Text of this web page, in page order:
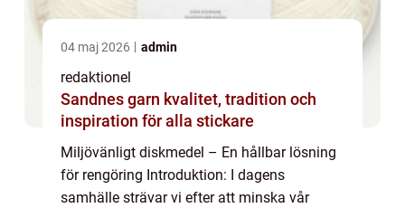
04 maj 2026 admin
redaktionel
Sandnes garn kvalitet, tradition och
inspiration för alla stickare
Miljövänligt diskmedel – En hållbar lösning
för rengöring Introduktion: I dagens
samhälle strävar vi efter att minska vår